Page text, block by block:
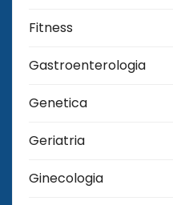
Fitness
Gastroenterologia
Genetica
Geriatria
Ginecologia